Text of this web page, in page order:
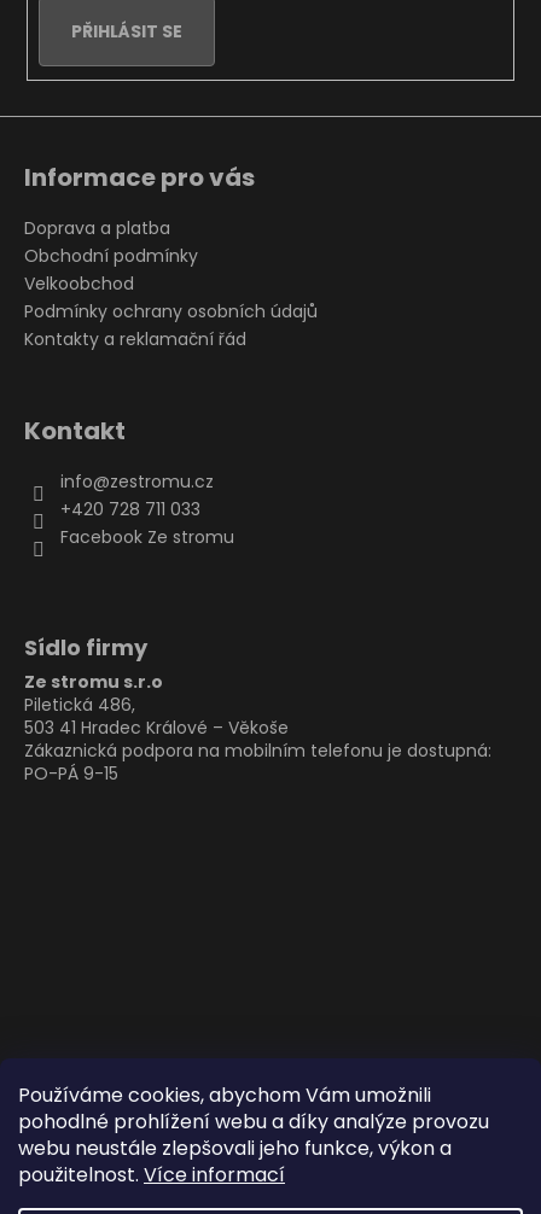
Používáme cookies, abychom Vám umožnili
pohodlné prohlížení webu a díky analýze provozu
webu neustále zlepšovali jeho funkce, výkon a
použitelnost. Více informací
PŘIHLÁSIT SE
Informace pro vás
Doprava a platba
Obchodní podmínky
Velkoobchod
Podmínky ochrany osobních údajů
Kontakty a reklamační řád
Kontakt
info@zestromu.cz
+420 728 711 033
Facebook Ze stromu
Sídlo firmy
Ze stromu s.r.o
Piletická 486,
503 41 Hradec Králové – Věkoše
Zákaznická podpora na mobilním telefonu je dostupná:
PO-PÁ 9-15